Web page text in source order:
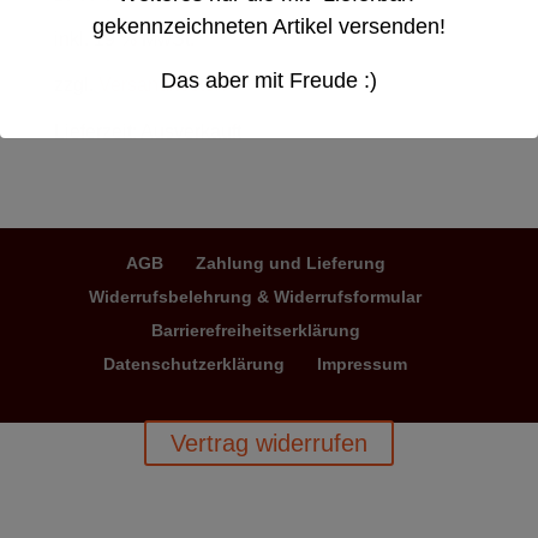
inkl. 19 % MwSt.
Versandkosten
AGB
Zahlung und Lieferung
Widerrufsbelehrung & Widerrufsformular
Barrierefreiheitserklärung
Datenschutzerklärung
Impressum
Vertrag widerrufen
gekennzeichneten Artikel versenden!
Das aber mit Freude :)